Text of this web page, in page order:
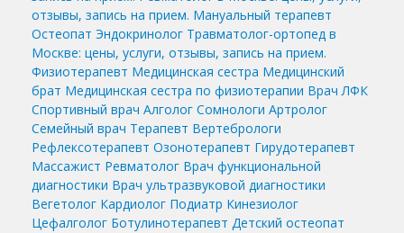
отзывы, запись на прием. Мануальный терапевт
Остеопат Эндокринолог Травматолог-ортопед в
Москве: цены, услуги, отзывы, запись на прием.
Физиотерапевт Медицинская сестра Медицинский
брат Медицинская сестра по физиотерапии Врач ЛФК
Спортивный врач Алголог Сомнологи Артролог
Семейный врач Терапевт Вертебрологи
Рефлексотерапевт Озонотерапевт Гирудотерапевт
Массажист Ревматолог Врач функциональной
диагностики Врач ультразвуковой диагностики
Вегетолог Кардиолог Подиатр Кинезиолог
Цефалголог Ботулинотерапевт Детский остеопат